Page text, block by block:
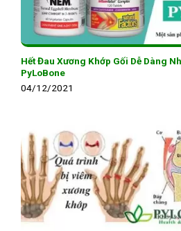
Hết Đau Xương Khớp Gối Dễ Dàng
PyLoBone
04/12/2021